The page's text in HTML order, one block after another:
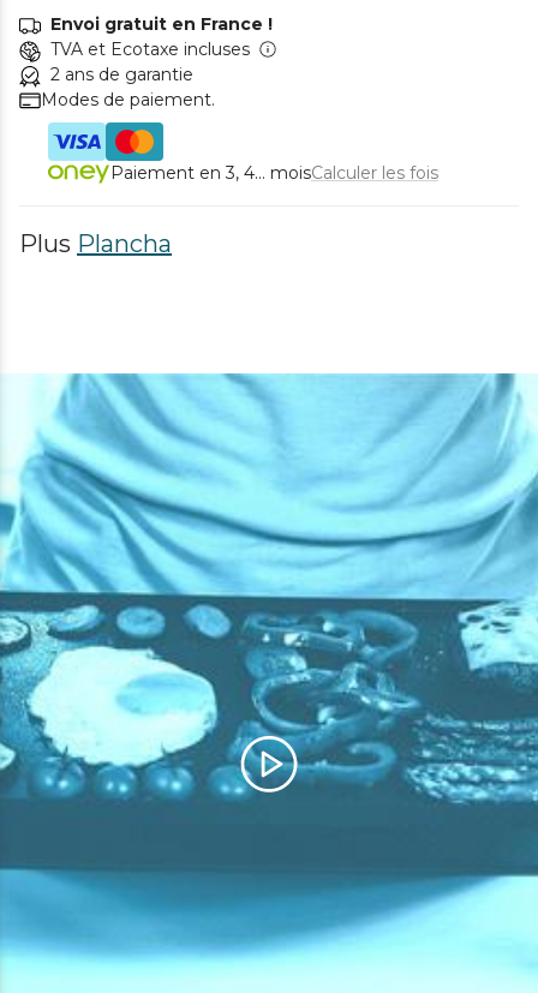
Envoi gratuit en France !
TVA et Ecotaxe incluses
2 ans de garantie
Modes de paiement.
Paiement en 3, 4... moisCalculer les fois
Plus Plancha